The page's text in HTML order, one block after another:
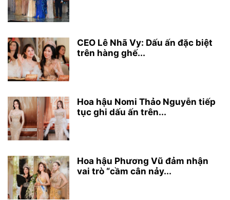
CEO Lê Nhã Vy: Dấu ấn đặc biệt
trên hàng ghế...
Hoa hậu Nomi Thảo Nguyễn tiếp
tục ghi dấu ấn trên...
Hoa hậu Phương Vũ đảm nhận
vai trò “cầm cân nảy...